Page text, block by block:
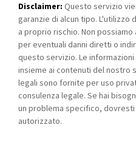
Disclaimer: Questo servizio
garanzie di alcun tipo.
a proprio rischio. Non
per eventuali danni diretti o
questo servizio. Le
insieme ai contenuti del nostro
legali sono fornite per uso
consulenza legale. Se hai
un problema specifico,
autorizzato.